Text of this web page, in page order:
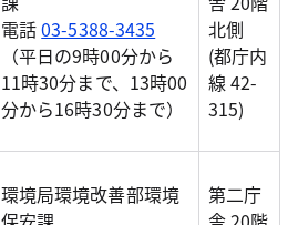
電話03-5388-3435
（平日の9時00分から
11時30分まで、13時00
分から16時30分まで）
北側
(都庁内
線 42-
315)
環境局環境改善部環境
第二庁